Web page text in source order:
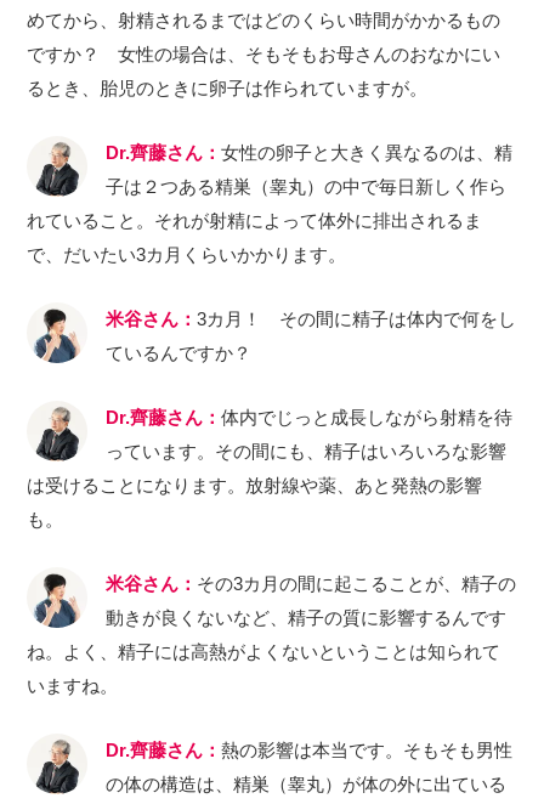
めてから、射精されるまではどのくらい時間がかかるもの
ですか？ 女性の場合は、そもそもお母さんのおなかにい
るとき、胎児のときに卵子は作られていますが。
Dr.齊藤さん：女性の卵子と大きく異なるのは、精
子は２つある精巣（睾丸）の中で毎日新しく作ら
れていること。それが射精によって体外に排出されるま
で、だいたい3カ月くらいかかります。
米谷さん：3カ月！ その間に精子は体内で何をし
ているんですか？
Dr.齊藤さん：体内でじっと成長しながら射精を待
っています。その間にも、精子はいろいろな影響
は受けることになります。放射線や薬、あと発熱の影響
も。
米谷さん： その3カ月の間に起こることが、精子の
動きが良くないなど、精子の質に影響するんです
ね。よく、精子には高熱がよくないということは知られて
いますね。
Dr.齊藤さん：熱の影響は本当です。そもそも男性
の体の構造は、精巣（睾丸）が体の外に出ている